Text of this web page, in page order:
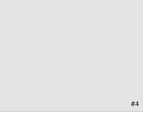
#4